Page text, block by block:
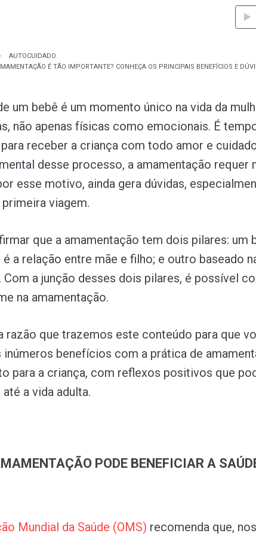
AUTOCUIDADO
É TÃO IMPORTANTE? CONHEÇA OS PRINCIPAIS BENEFÍCIOS E
um bebê é um momento único na vida da
não apenas físicas como emocionais. É
receber a criança com todo amor e
desse processo, a amamentação requer
esse motivo, ainda gera dúvidas,
viagem.
que a amamentação tem dois pilares: um
a relação entre mãe e filho; e outro baseado
Com a junção desses dois pilares, é possível
na amamentação.
razão que trazemos este conteúdo para que
inúmeros benefícios com a prática de
para a criança, com reflexos positivos que
a vida adulta.
PODE BENEFICIAR A
Mundial da Saúde (OMS) recomenda que,